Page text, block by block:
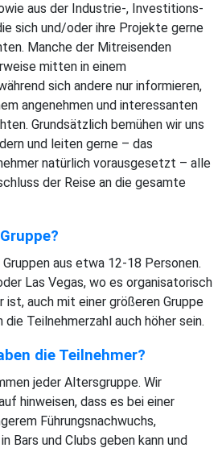
aus der Industrie-, Investitions-
sich und/oder ihre Projekte gerne
Manche der Mitreisenden
mitten in einem
sich andere nur informieren,
angenehmen und interessanten
Grundsätzlich bemühen wir uns
und leiten gerne – das
natürlich vorausgesetzt – alle
der Reise an die gesamte
aus etwa 12-18 Personen.
Las Vegas, wo es organisatorisch
auch mit einer größeren Gruppe
Teilnehmerzahl auch höher sein.
die Teilnehmer?
jeder Altersgruppe. Wir
hinweisen, dass es bei einer
Führungsnachwuchs,
Bars und Clubs geben kann und